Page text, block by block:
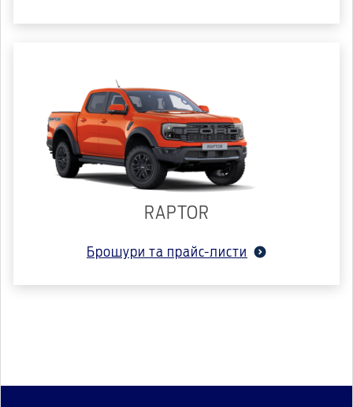
RAPTOR
Брошури та прайс-листи